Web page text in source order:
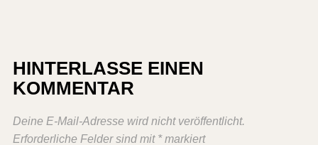
HINTERLASSE EINEN
KOMMENTAR
Deine E-Mail-Adresse wird nicht veröffentlicht.
Erforderliche Felder sind mit *markiert